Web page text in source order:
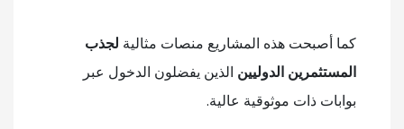
كما أصبحت هذه المشاريع منصات مثالية لجذب
المستثمرين الدوليين الذين يفضلون الدخول عبر
بوابات ذات موثوقية عالية.